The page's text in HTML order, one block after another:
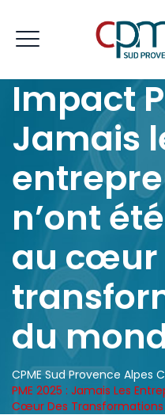
Impact
Jamais
n’ont
au cœur
du
CPME Sud Provence Alpes
PME 2025 : Jamais Les
Cœur Des Transformations